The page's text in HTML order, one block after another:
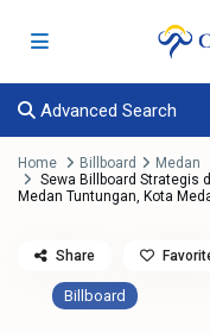
Advanced Search
Home Billboard
Medan
Sewa Billboard Strategis
Medan Tuntungan, Kota
Billboard
Share